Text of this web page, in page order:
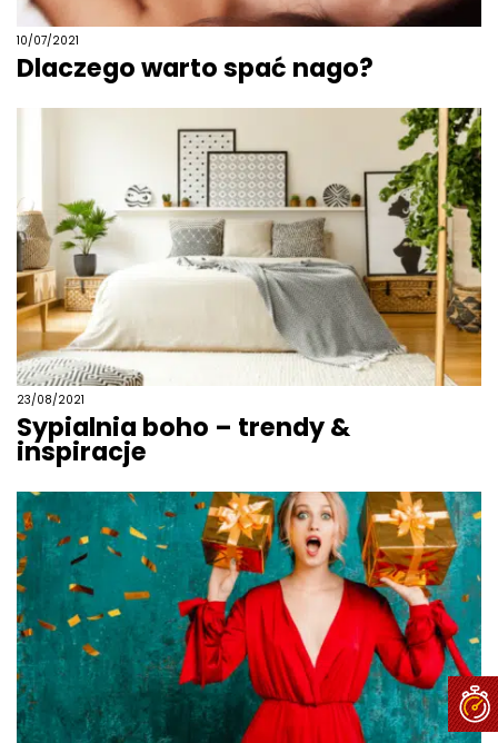
10/07/2021
Dlaczego warto spać nago?
23/08/2021
Sypialnia boho – trendy &
inspiracje